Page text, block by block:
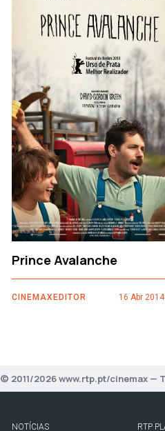
Prince Avalanche
CINEMAXEDITOR 16 Abr
© 2011/2026 www.rtp.pt/cinemax
NOTÍCIAS RTP